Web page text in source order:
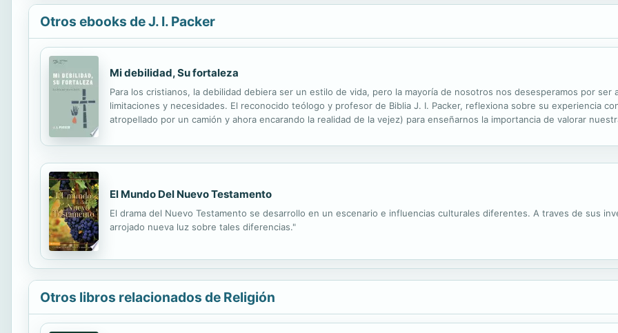
Otros ebooks de J. I. Packer
Mi debilidad, Su fortaleza
Para los cristianos, la debilidad debiera ser un estilo de vida, pero la mayoría de nosotros nos desesperamos por
limitaciones y necesidades. El reconocido teólogo y profesor de Biblia J. I. Packer, reflexiona sobre su experiencia
atropellado por un camión y ahora encarando la realidad de la vejez) para enseñarnos la importancia de valorar
El Mundo Del Nuevo Testamento
El drama del Nuevo Testamento se desarrollo en un escenario e influencias culturales diferentes. A traves de sus
arrojado nueva luz sobre tales diferencias."
Otros libros relacionados de Religión